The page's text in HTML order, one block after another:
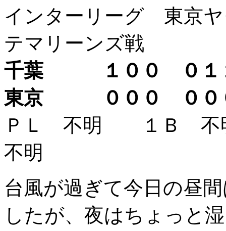
インターリーグ 東京ヤ
テマリーンズ戦
千葉 １００ ０
東京 ０００ ０
ＰＬ 不明 １Ｂ
不明
台風が過ぎて今日の昼
したが、夜はちょっと